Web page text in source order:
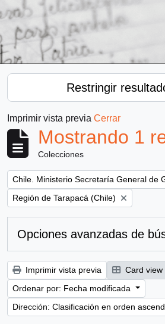
Restringir
Imprimir vista previa Cerrar
Mostrando 1
Colecciones
Remove filter:
Chile. Ministerio Secretaría General de
Remove filter:
Región de Tarapacá (Chile)
Opciones avanzadas de
Imprimir vista previa Card view
Ordenar por: Fecha modificada
Dirección: Clasificación en orden